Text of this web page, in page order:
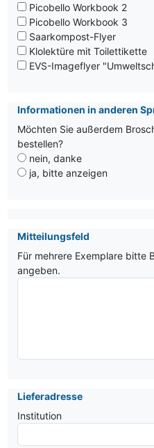
Picobello Workbook 2
Picobello Workbook 3
Saarkompost-Flyer
Klolektüre mit Toilettikette
EVS-Imageflyer
Informationen in anderen
Möchten Sie außerdem
bestellen?
nein, danke
ja, bitte anzeigen
Mitteilungsfeld
Für mehrere Exemplare bitte
angeben.
Lieferadresse
Institution